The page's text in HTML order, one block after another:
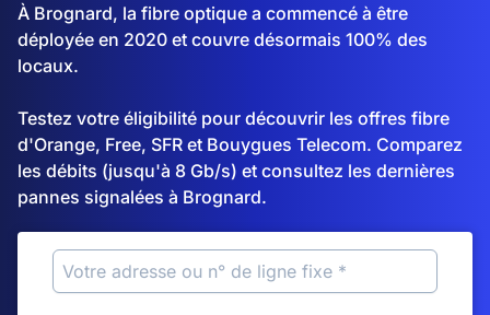
À Brognard, la fibre optique a commencé à être
déployée en 2020 et couvre désormais 100% des
locaux.
Testez votre éligibilité pour découvrir les offres fibre
d'Orange, Free, SFR et Bouygues Telecom. Comparez
les débits (jusqu'à 8 Gb/s) et consultez les dernières
pannes signalées à Brognard.